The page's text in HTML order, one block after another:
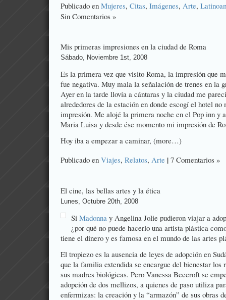
Publicado en Mujeres, Citas, Imágenes, Arte,
Sin Comentarios »
Mis primeras impresiones en la ciudad de Roma
Sábado, Noviembre 1st, 2008
Es la primera vez que visito Roma, la impresión que
fue negativa. Muy mala la señalación de trenes en la
Ayer en la tarde llovía a cántaras y la ciudad me
alrededores de la estación en donde escogí el hotel no
impresión. Me alojé la primera noche en el Pop inn
Maria Luisa y desde ése momento mi impresión de
Hoy iba a empezar a caminar, (more…)
Publicado en Viajes, Relatos, Arte | 7 Comentarios »
El cine, las bellas artes y la ética
Lunes, Octubre 20th, 2008
Si Madonna y Angelina Jolie pudieron viajar a
¿por qué no puede hacerlo una artista plástica
tiene el dinero y es famosa en el mundo de las artes
El tropiezo es la ausencia de leyes de adopción en
que la familia extendida se encargue del bienestar los
sus madres biológicas. Pero Vanessa Beecroft se
adopción de dos mellizos, a quienes de paso utiliza
enfermizas: la creación y la “armazón” de sus obras